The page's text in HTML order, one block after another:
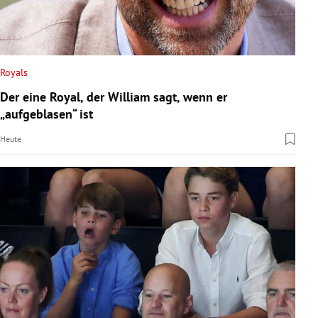
Royals
Der eine Royal, der William sagt, wenn er
„aufgeblasen“ ist
Heute